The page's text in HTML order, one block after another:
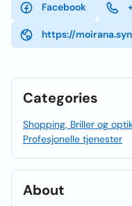
Facebook
https://
Categories
Shopping, Briller og
Profesjonelle tjenester
About